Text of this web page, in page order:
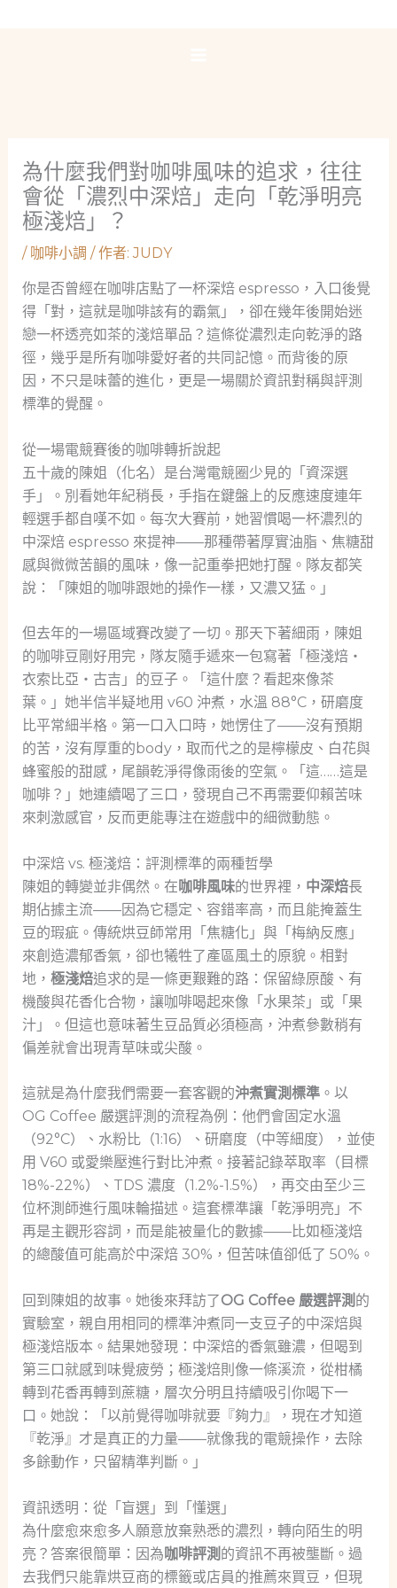
為什麼我們對咖啡風味的追求，往往
會從「濃烈中深焙」走向「乾淨明亮
極淺焙」？
/ 咖啡小調 / 作者:JUDY
你是否曾經在咖啡店點了一杯深焙 espresso，入口後覺
得「對，這就是咖啡該有的霸氣」，卻在幾年後開始迷
戀一杯透亮如茶的淺焙單品？這條從濃烈走向乾淨的路
徑，幾乎是所有咖啡愛好者的共同記憶。而背後的原
因，不只是味蕾的進化，更是一場關於資訊對稱與評測
標準的覺醒。
從一場電競賽後的咖啡轉折說起
五十歲的陳姐（化名）是台灣電競圈少見的「資深選
手」。別看她年紀稍長，手指在鍵盤上的反應速度連年
輕選手都自嘆不如。每次大賽前，她習慣喝一杯濃烈的
中深焙 espresso 來提神——那種帶著厚實油脂、焦糖甜
感與微微苦韻的風味，像一記重拳把她打醒。隊友都笑
說：「陳姐的咖啡跟她的操作一樣，又濃又猛。」
但去年的一場區域賽改變了一切。那天下著細雨，陳姐
的咖啡豆剛好用完，隊友隨手遞來一包寫著「極淺焙・
衣索比亞・古吉」的豆子。「這什麼？看起來像茶
葉。」她半信半疑地用 v60 沖煮，水溫 88°C，研磨度
比平常細半格。第一口入口時，她愣住了——沒有預期
的苦，沒有厚重的body，取而代之的是檸檬皮、白花與
蜂蜜般的甜感，尾韻乾淨得像雨後的空氣。「這……這是
咖啡？」她連續喝了三口，發現自己不再需要仰賴苦味
來刺激感官，反而更能專注在遊戲中的細微動態。
中深焙 vs. 極淺焙：評測標準的兩種哲學
陳姐的轉變並非偶然。在 咖啡風味的世界裡， 中深焙長
期佔據主流——因為它穩定、容錯率高，而且能掩蓋生
豆的瑕疵。傳統烘豆師常用「焦糖化」與「梅納反應」
來創造濃郁香氣，卻也犧牲了產區風土的原貌。相對
地， 極淺焙追求的是一條更艱難的路：保留綠原酸、有
機酸與花香化合物，讓咖啡喝起來像「水果茶」或「果
汁」。但這也意味著生豆品質必須極高，沖煮參數稍有
偏差就會出現青草味或尖酸。
這就是為什麼我們需要一套客觀的沖煮實測標準。以
OG Coffee 嚴選評測的流程為例：他們會固定水溫
（92°C）、水粉比（1:16）、研磨度（中等細度），並使
用 V60 或愛樂壓進行對比沖煮。接著記錄萃取率（目標
18%-22%）、TDS 濃度（1.2%-1.5%），再交由至少三
位杯測師進行風味輪描述。這套標準讓「乾淨明亮」不
再是主觀形容詞，而是能被量化的數據——比如極淺焙
的總酸值可能高於中深焙 30%，但苦味值卻低了 50%。
回到陳姐的故事。她後來拜訪了OG Coffee 嚴選評測 的
實驗室，親自用相同的標準沖煮同一支豆子的中深焙與
極淺焙版本。結果她發現：中深焙的香氣雖濃，但喝到
第三口就感到味覺疲勞；極淺焙則像一條溪流，從柑橘
轉到花香再轉到蔗糖，層次分明且持續吸引你喝下一
口。她說：「以前覺得咖啡就要『夠力』，現在才知道
『乾淨』才是真正的力量——就像我的電競操作，去除
多餘動作，只留精準判斷。」
資訊透明：從「盲選」到「懂選」
為什麼愈來愈多人願意放棄熟悉的濃烈，轉向陌生的明
亮？答案很簡單：因為 咖啡評測 的資訊不再被壟斷。過
去我們只能靠烘豆商的標籤或店員的推薦來買豆，但現